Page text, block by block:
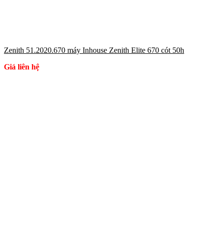
Zenith 51.2020.670 máy Inhouse Zenith Elite 670 cót 50h
Giá liên hệ